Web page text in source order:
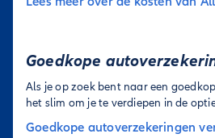
Goedkope
Als je op zoek bent naar een
het slim om je te verdiepen in de
Goedkope autoverzekeringen